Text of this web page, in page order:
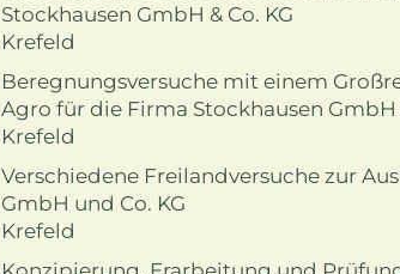
Stockhausen GmbH & Co. KG
Krefeld
Beregnungsversuche mit einem
Agro für die Firma Stockhausen GmbH
Krefeld
Verschiedene Freilandversuche zur
GmbH und Co. KG
Krefeld